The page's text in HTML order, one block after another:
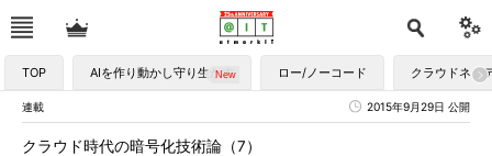
TOP AIを作り動かし守り生かす ロー/ノーコード クラウドネイ
連載 2015年9月29日 公開
クラウド時代の暗号化技術論（7）